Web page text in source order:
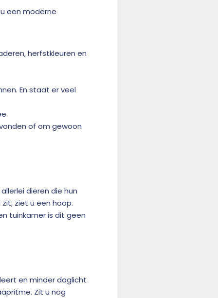
een moderne
herfstkleuren en
En staat er veel
of om gewoon
dieren die hun
ziet u een hoop.
tuinkamer is dit geen
en minder daglicht
Zit u nog